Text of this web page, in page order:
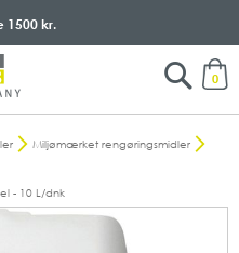
0
1500 kr.
Search
Miljømærket rengøringsmidler
- 10 L/dnk